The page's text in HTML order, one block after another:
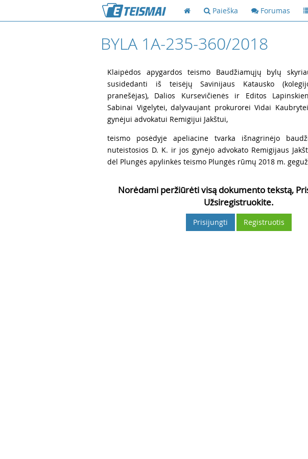
Paieška Forumas
BYLA 1A-235-360/2018
Klaipėdos apygardos teismo Baudžiamųjų bylų
susidedanti iš teisėjų Savinijaus Katausko
pranešėjas), Dalios Kursevičienės ir Editos
Sabinai Vigelytei, dalyvaujant prokurorei Vidai
gynėjui advokatui Remigijui Jakštui,
teismo posėdyje apeliacine tvarka išnagrinėjo
nuteistosios D. K. ir jos gynėjo advokato Remigijaus
dėl Plungės apylinkės teismo Plungės rūmų 2018 m.
Norėdami peržiūrėti visą dokumento tekstą,
Užsiregistruokite.
Prisijungti Registruotis